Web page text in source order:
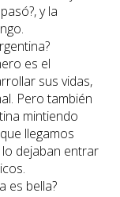
y la
es el
sus vidas,
Pero también
mintiendo
llegamos
dejaban entrar
es bella?